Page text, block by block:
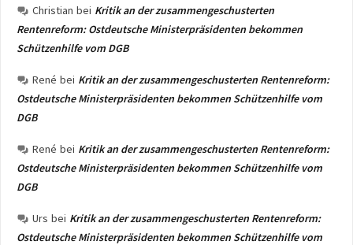
Christian bei Kritik an der zusammengeschusterten
Rentenreform: Ostdeutsche Ministerpräsidenten bekommen
Schützenhilfe vom DGB
René bei Kritik an der zusammengeschusterten Rentenreform:
Ostdeutsche Ministerpräsidenten bekommen Schützenhilfe vom
DGB
René bei Kritik an der zusammengeschusterten Rentenreform:
Ostdeutsche Ministerpräsidenten bekommen Schützenhilfe vom
DGB
Urs bei Kritik an der zusammengeschusterten Rentenreform:
Ostdeutsche Ministerpräsidenten bekommen Schützenhilfe vom